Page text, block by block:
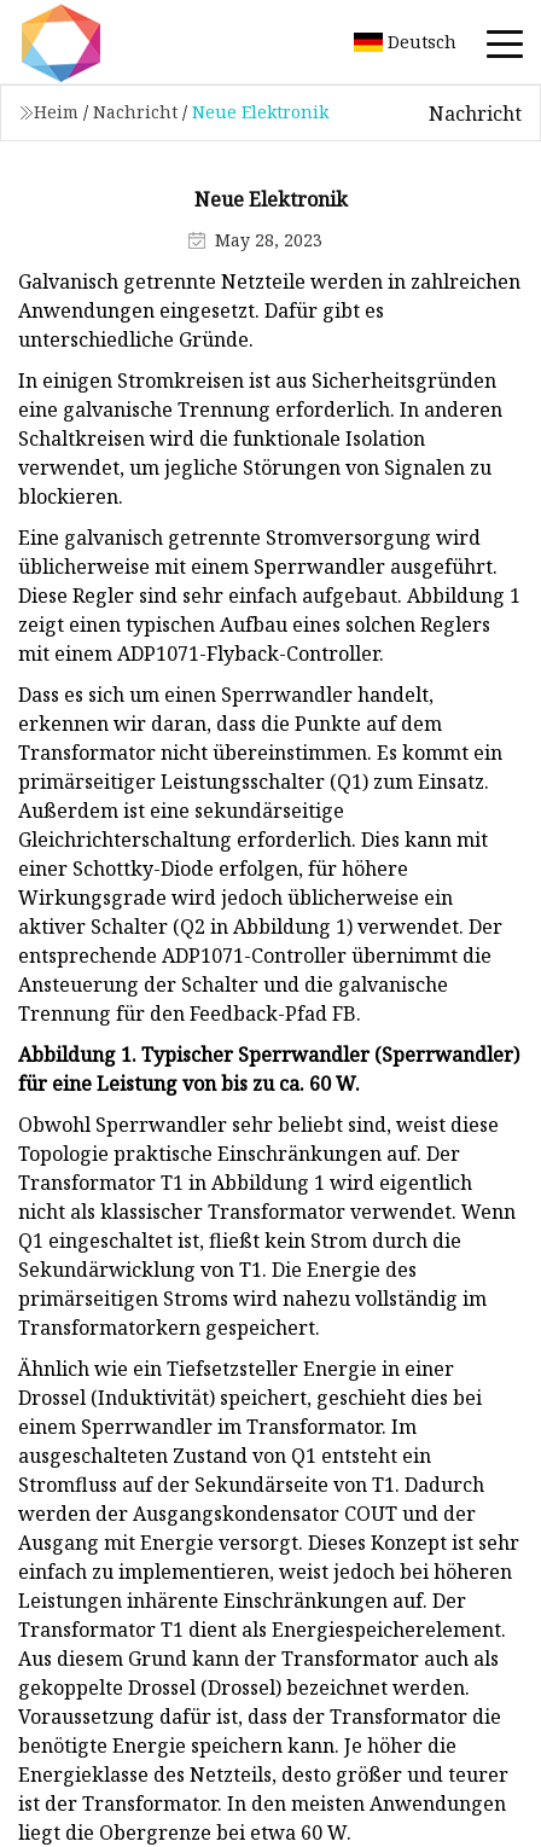
Deutsch
Heim / Nachricht / Neue Elektronik Nachricht
Neue Elektronik
May 28, 2023
Galvanisch getrennte Netzteile werden in zahlreichen
Anwendungen eingesetzt. Dafür gibt es
unterschiedliche Gründe.
In einigen Stromkreisen ist aus Sicherheitsgründen
eine galvanische Trennung erforderlich. In anderen
Schaltkreisen wird die funktionale Isolation
verwendet, um jegliche Störungen von Signalen zu
blockieren.
Eine galvanisch getrennte Stromversorgung wird
üblicherweise mit einem Sperrwandler ausgeführt.
Diese Regler sind sehr einfach aufgebaut. Abbildung 1
zeigt einen typischen Aufbau eines solchen Reglers
mit einem ADP1071-Flyback-Controller.
Dass es sich um einen Sperrwandler handelt,
erkennen wir daran, dass die Punkte auf dem
Transformator nicht übereinstimmen. Es kommt ein
primärseitiger Leistungsschalter (Q1) zum Einsatz.
Außerdem ist eine sekundärseitige
Gleichrichterschaltung erforderlich. Dies kann mit
einer Schottky-Diode erfolgen, für höhere
Wirkungsgrade wird jedoch üblicherweise ein
aktiver Schalter (Q2 in Abbildung 1) verwendet. Der
entsprechende ADP1071-Controller übernimmt die
Ansteuerung der Schalter und die galvanische
Trennung für den Feedback-Pfad FB.
Abbildung 1. Typischer Sperrwandler (Sperrwandler)
für eine Leistung von bis zu ca. 60 W.
Obwohl Sperrwandler sehr beliebt sind, weist diese
Topologie praktische Einschränkungen auf. Der
Transformator T1 in Abbildung 1 wird eigentlich
nicht als klassischer Transformator verwendet. Wenn
Q1 eingeschaltet ist, fließt kein Strom durch die
Sekundärwicklung von T1. Die Energie des
primärseitigen Stroms wird nahezu vollständig im
Transformatorkern gespeichert.
Ähnlich wie ein Tiefsetzsteller Energie in einer
Drossel (Induktivität) speichert, geschieht dies bei
einem Sperrwandler im Transformator. Im
ausgeschalteten Zustand von Q1 entsteht ein
Stromfluss auf der Sekundärseite von T1. Dadurch
werden der Ausgangskondensator COUT und der
Ausgang mit Energie versorgt. Dieses Konzept ist sehr
einfach zu implementieren, weist jedoch bei höheren
Leistungen inhärente Einschränkungen auf. Der
Transformator T1 dient als Energiespeicherelement.
Aus diesem Grund kann der Transformator auch als
gekoppelte Drossel (Drossel) bezeichnet werden.
Voraussetzung dafür ist, dass der Transformator die
benötigte Energie speichern kann. Je höher die
Energieklasse des Netzteils, desto größer und teurer
ist der Transformator. In den meisten Anwendungen
liegt die Obergrenze bei etwa 60 W.